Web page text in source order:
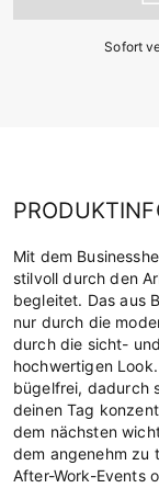
Sofort
Mit dem
stilvoll durch den
begleitet. Das aus
nur durch die
durch die sicht-
hochwertigen
bügelfrei, dadurch
deinen Tag
dem nächsten
dem angenehm zu
After-Work-Events